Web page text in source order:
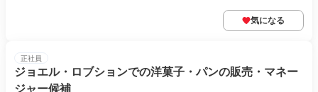
気になる
正社員
ジョエル・ロブションでの洋菓⼦・パンの販売・マネー
ジャー候補